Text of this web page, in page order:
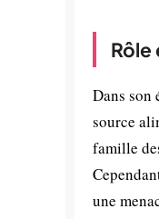
Dans son
source
famille
une